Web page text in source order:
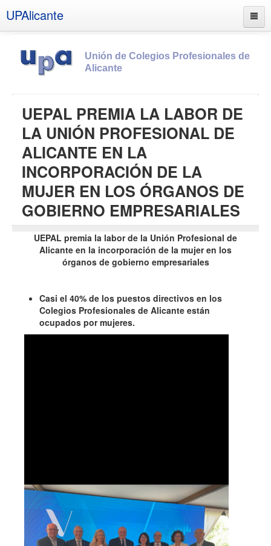
UPAlicante
Unión de Colegios Profesionales de
Alicante
Socios
Estatutos
Documentos
Boletines
UPSANA
PROA
UEPAL PREMIA LA LABOR DE
LA UNIÓN PROFESIONAL DE
ALICANTE EN LA
INCORPORACIÓN DE LA
MUJER EN LOS ÓRGANOS DE
GOBIERNO EMPRESARIALES
UEPAL premia la labor de la Unión Profesional de
Alicante en la incorporación de la mujer en los
órganos de gobierno empresariales
Casi el 40% de los puestos directivos en los
Colegios Profesionales de Alicante están
ocupados por mujeres.